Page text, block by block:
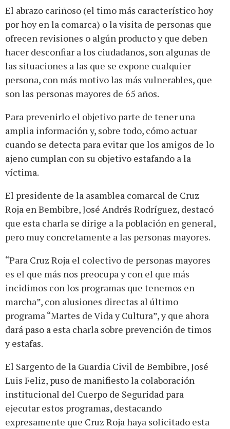
El abrazo cariñoso (el timo más característico hoy
por hoy en la comarca) o la visita de personas que
ofrecen revisiones o algún producto y que deben
hacer desconfiar a los ciudadanos, son algunas de
las situaciones a las que se expone cualquier
persona, con más motivo las más vulnerables, que
son las personas mayores de 65 años.
Para prevenirlo el objetivo parte de tener una
amplia información y, sobre todo, cómo actuar
cuando se detecta para evitar que los amigos de lo
ajeno cumplan con su objetivo estafando a la
víctima.
El presidente de la asamblea comarcal de Cruz
Roja en Bembibre, José Andrés Rodríguez, destacó
que esta charla se dirige a la población en general,
pero muy concretamente a las personas mayores.
“Para Cruz Roja el colectivo de personas mayores
es el que más nos preocupa y con el que más
incidimos con los programas que tenemos en
marcha”, con alusiones directas al último
programa “Martes de Vida y Cultura”, y que ahora
dará paso a esta charla sobre prevención de timos
y estafas.
El Sargento de la Guardia Civil de Bembibre, José
Luis Feliz, puso de manifiesto la colaboración
institucional del Cuerpo de Seguridad para
ejecutar estos programas, destacando
expresamente que Cruz Roja haya solicitado esta